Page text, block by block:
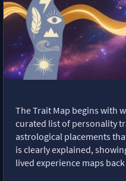
The Trait Map begins with
curated list of personality
astrological placements
is clearly explained,
lived experience maps